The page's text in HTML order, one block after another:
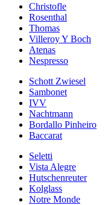
Christofle
Rosenthal
Thomas
Villeroy Y Boch
Atenas
Nespresso
Schott Zwiesel
Sambonet
IVV
Nachtmann
Bordallo Pinheiro
Baccarat
Seletti
Vista Alegre
Hutschenreuter
Kolglass
Notre Monde